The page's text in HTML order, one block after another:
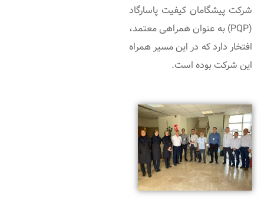
شرکت پیشگامان کیفیت پاسارگاد
(PQP) به عنوان همراهی معتمد،
افتخار دارد که در این مسیر همراه
این شرکت بوده است.